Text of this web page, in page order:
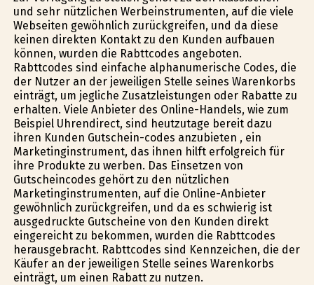
und sehr nützlichen Werbeinstrumenten, auf die viele
Webseiten gewöhnlich zurückgreifen, und da diese
keinen direkten Kontakt zu den Kunden aufbauen
können, wurden die Rabttcodes angeboten.
Rabttcodes sind einfache alphanumerische Codes, die
der Nutzer an der jeweiligen Stelle seines Warenkorbs
einträgt, um jegliche Zusatzleistungen oder Rabatte zu
erhalten. Viele Anbieter des Online-Handels, wie zum
Beispiel Uhrendirect, sind heutzutage bereit dazu
ihren Kunden Gutschein-codes anzubieten , ein
Marketinginstrument, das ihnen hilft erfolgreich für
ihre Produkte zu werben. Das Einsetzen von
Gutscheincodes gehört zu den nützlichen
Marketinginstrumenten, auf die Online-Anbieter
gewöhnlich zurückgreifen, und da es schwierig ist
ausgedruckte Gutscheine von den Kunden direkt
eingereicht zu bekommen, wurden die Rabttcodes
herausgebracht. Rabttcodes sind Kennzeichen, die der
Käufer an der jeweiligen Stelle seines Warenkorbs
einträgt, um einen Rabatt zu nutzen.